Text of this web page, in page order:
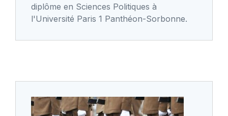
diplôme en Sciences Politiques à
l'Université Paris 1 Panthéon-Sorbonne.